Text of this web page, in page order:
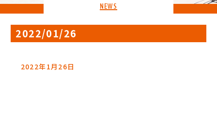
NEWS
2022/01/26
2022年1月26日